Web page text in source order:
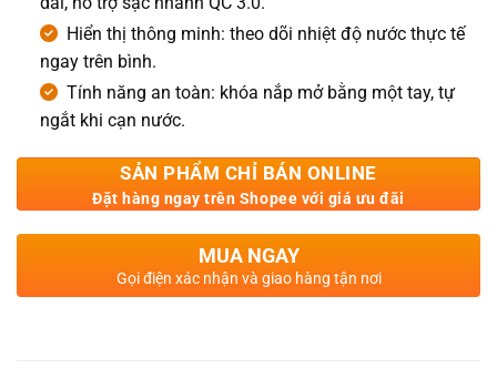
Hiển thị thông minh: theo dõi nhiệt độ nước thực tế
ngay trên bình.
Tính năng an toàn: khóa nắp mở bằng một tay, tự
ngắt khi cạn nước.
SẢN PHẨM CHỈ BÁN ONLINE
Đặt hàng ngay trên Shopee với giá ưu đãi
MUA NGAY
Gọi điện xác nhận và giao hàng tận nơi